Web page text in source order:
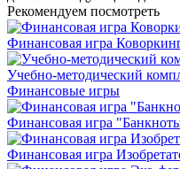
Рекомендуем посмотреть
Финансовая игра
Учебно-методический
Финансовые игры
Финансовая игра
Финансовая игра